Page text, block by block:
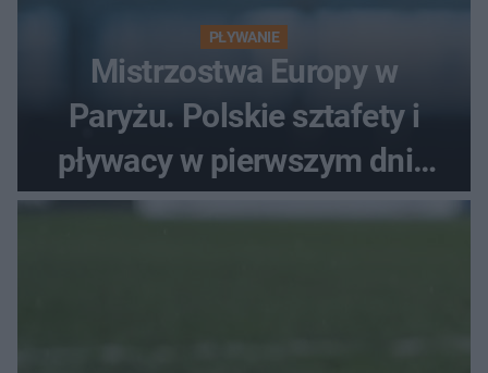
PŁYWANIE
Mistrzostwa Europy w
Paryżu. Polskie sztafety i
pływacy w pierwszym dniu
finałów